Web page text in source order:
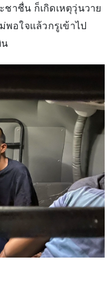
าชื่น ก็เกิดเหตุวุ่นวาย
พอใจแล้วกรูเข้าไป
น